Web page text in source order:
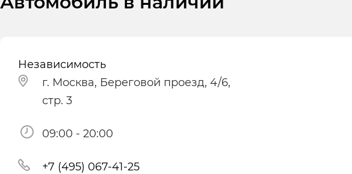
Независимость
г. Москва, Береговой проезд, 4/6,
стр. 3
09:00 - 20:00
+7 (495) 067-41-25